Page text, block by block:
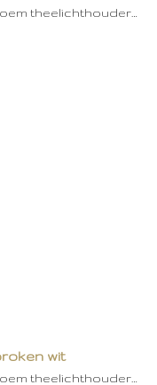
theelichthouder…
wit
theelichthouder…